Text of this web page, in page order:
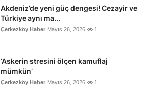
Akdeniz’de yeni güç dengesi! Cezayir ve
Türkiye aynı ma...
Çerkezköy Haber Mayıs 26, 2026 1
‘Askerin stresini ölçen kamuflaj
mümkün’
Çerkezköy Haber Mayıs 26, 2026 1